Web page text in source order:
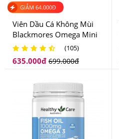
GIẢM 64.000Đ
Viên Dầu Cá Không Mùi
Blackmores Omega Mini
Double Concentrate Của
(105)
635.000đ 699.000đ